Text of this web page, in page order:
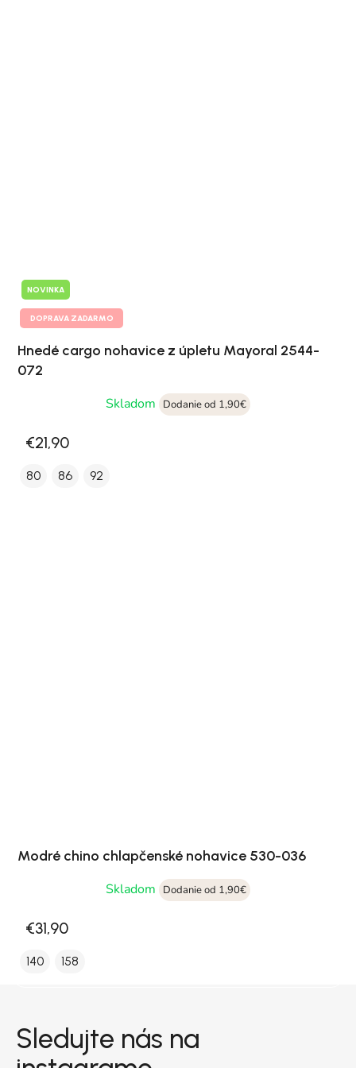
NOVINKA
DOPRAVA ZADARMO
Hnedé cargo nohavice z úpletu Mayoral 2544-
072
Skladom
Dodanie od 1,90€
€21,90
80 86 92
Modré chino chlapčenské nohavice 530-036
Skladom
Dodanie od 1,90€
€31,90
140 158
Sledujte nás na